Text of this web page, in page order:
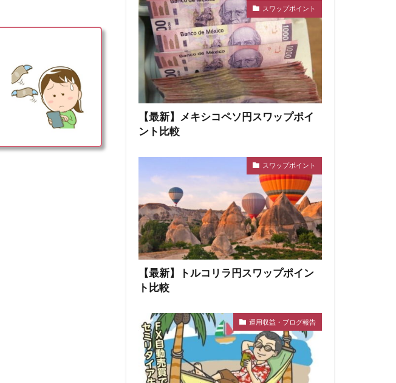
スワップポイント
【最新】メキシコペソ円スワップポイ
ント比較
スワップポイント
【最新】トルコリラ円スワップポイン
ト比較
運用収益・ブログ報告